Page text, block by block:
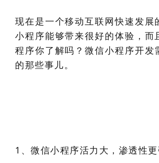
现在是一个移动互联网快速发
小程序能够带来很好的体验，
程序你了解吗？微信小程序开
的那些事儿。
1、微信小程序活力大，渗透性更